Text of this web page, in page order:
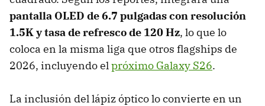
pantalla OLED de 6.7 pulgadas con resolución
1.5K y tasa de refresco de 120 Hz, lo que lo
coloca en la misma liga que otros flagships de
2026, incluyendo elpróximo Galaxy S26.
La inclusión del lápiz ópticolo convierte en un